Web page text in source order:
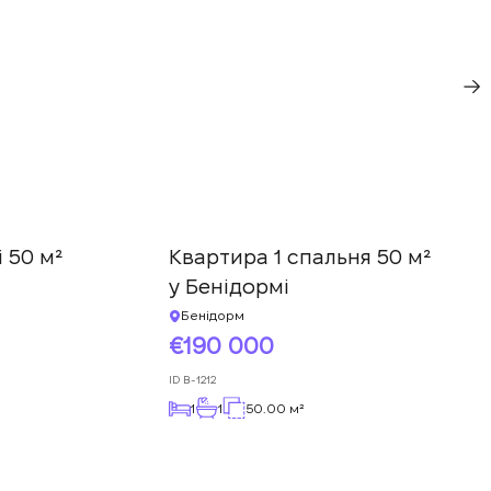
50 м²
Квартира 1 спальня 50 м²
у Бенідормі
Бенідорм
190 000
ID B-1212
1 1 50.00 м²